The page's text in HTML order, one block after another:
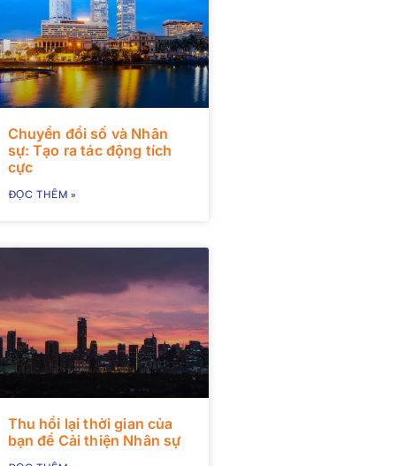
Chuyển đổi số và Nhân
sự: Tạo ra tác động tích
cực
ĐỌC THÊM »
Thu hồi lại thời gian của
bạn để Cải thiện Nhân sự